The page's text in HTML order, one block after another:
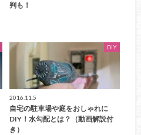
判も！
DIY
2016.11.5
自宅の駐車場や庭をおしゃれに
DIY！水勾配とは？（動画解説付
き）